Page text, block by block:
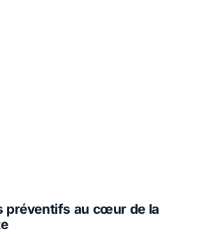
préventifs au cœur de la